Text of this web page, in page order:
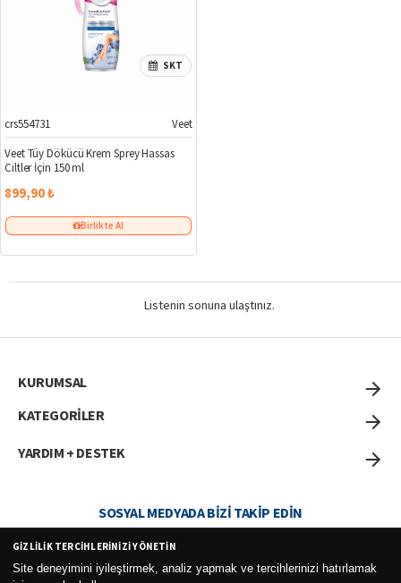
SKT
crs554731
Veet
Veet Tüy Dökücü Krem Sprey Hassas
Ciltler İçin 150 ml
899,90 ₺
Birlikte Al
Listenin sonuna ulaştınız.
KURUMSAL
KATEGORİLER
YARDIM + DESTEK
SOSYAL MEDYADA BIZI TAKIP EDIN
GIZLILIK TERCIHLERINIZI YÖNETIN
Site deneyimini iyileştirmek, analiz yapmak ve tercihlerinizi hatırlamak